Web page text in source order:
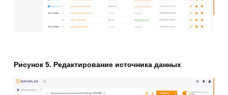
Рисунок 5. Редактирование источника данных